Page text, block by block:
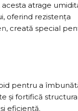
atrage
oferind rezistența
, creată special
pentru a
și fortifică structura
eficientă.